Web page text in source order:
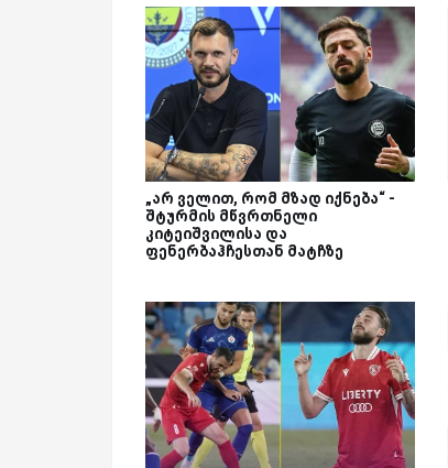
„არ ველით, რომ მზად იქნება“ -
შტურმის მწვრთნელი
კიტეიშვილისა და
ფენერბაჰჩესთან მატჩზე